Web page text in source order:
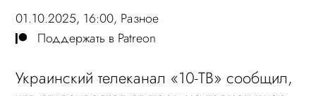
01.10.2025, 16:00, Разное
Поддержать в Patreon
Украинский телеканал «10-ТВ» сообщил,